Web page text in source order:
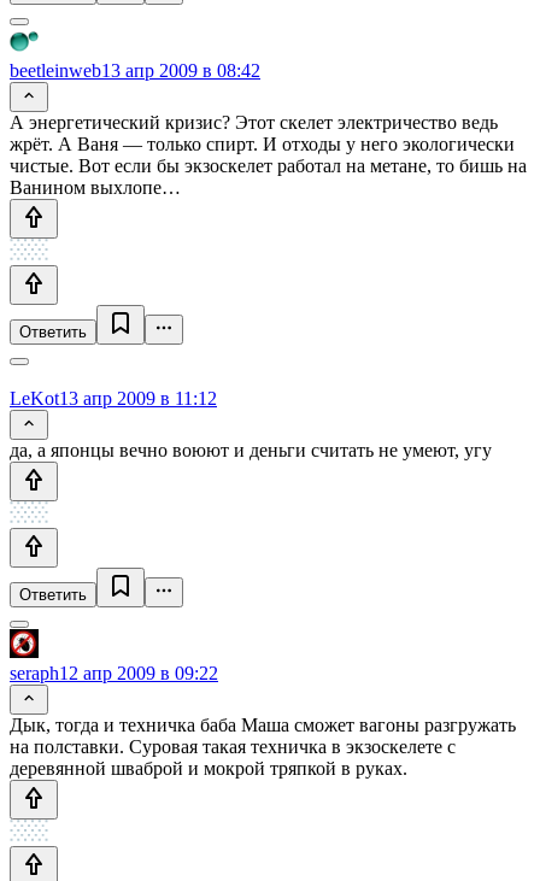
beetleinweb13 апр 2009 в 08:42
А энергетический кризис? Этот скелет электричество ведь
жрёт. А Ваня — только спирт. И отходы у него экологически
чистые. Вот если бы экзоскелет работал на метане, то бишь на
Ванином выхлопе…
Ответить
LeKot13 апр 2009 в 11:12
да, а японцы вечно воюют и деньги считать не умеют, угу
Ответить
seraph12 апр 2009 в 09:22
Дык, тогда и техничка баба Маша сможет вагоны разгружать
на полставки. Суровая такая техничка в экзоскелете с
деревянной шваброй и мокрой тряпкой в руках.